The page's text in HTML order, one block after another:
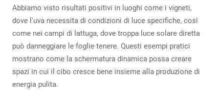
Abbiamo visto risultati positivi in luoghi come i vigneti,
dove l'uva necessita di condizioni di luce specifiche, così
come nei campi di lattuga, dove troppa luce solare diretta
può danneggiare le foglie tenere. Questi esempi pratici
mostrano come la schermatura dinamica possa creare
spazi in cui il cibo cresce bene insieme alla produzione di
energia pulita.